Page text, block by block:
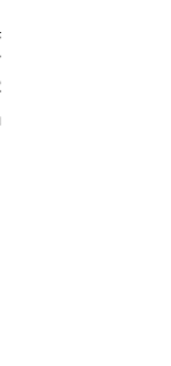
す
す
め
商
品